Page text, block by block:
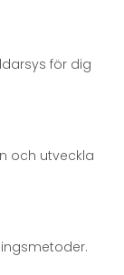
för dig
och utveckla